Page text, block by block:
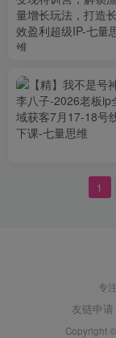
1
专
友链申请
Copyright